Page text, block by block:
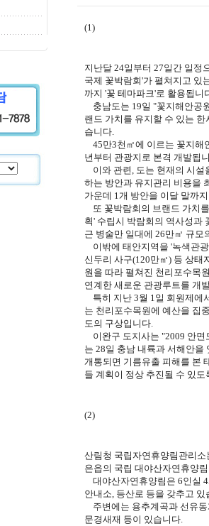
(1)
지난달 24일부터 27일간 일정
국제 꽃박람회'가 펼쳐지고 있
까지 '꽃 테마파크'로 활용됩니
충남도는 19일 "꽃지해안공
랜드 가치를 유지할 수 있는
습니다.
45만3천㎡에 이르는 꽃지해
년부터 관광지로 본격 개발됩
이와 관련, 도는 현재의 시설
하는 방안과 유지관리 비용을
가운데 1개 방안을 이달 말까
또 꽃박람회의 브랜드 가치
획' 수립시 박람회의 역사성과
근 병술만 일대에 26만㎡ 규모
이밖에 태안지역을 '녹색관
신두리 사구(120만㎡) 등 상태
원을 따라 펼쳐진 천리포수목
연계한 새로운 관광루트를 개
특히 지난 3월 1일 회원제에
는 천리포수목원에 예산을 집
도의 구상입니다.
이완구 도지사는 "2009 안면
는 28일 충남 내륙과 서해안
개통되면 기름유출 피해를 본
들 계획이 정상 추진될 수 있
(2)
산림청 국립자연휴양림관리소
은읍의 국립 대야산자연휴양
대야산자연휴양림은 6인실
안내소, 등산로 등을 갖추고 있
주변에는 용추계곡과 선유동
문경새재 등이 있습니다.